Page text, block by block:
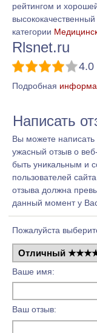
рейтингом и
категории
Rlsnet.ru
4.0
Подробная
Написать
Вы можете
ужасный отзыв о
быть уникальным и
пользователей
отзыва должна
данный момент у
Пожалуйста
Ваше имя:
Ваш отзыв: